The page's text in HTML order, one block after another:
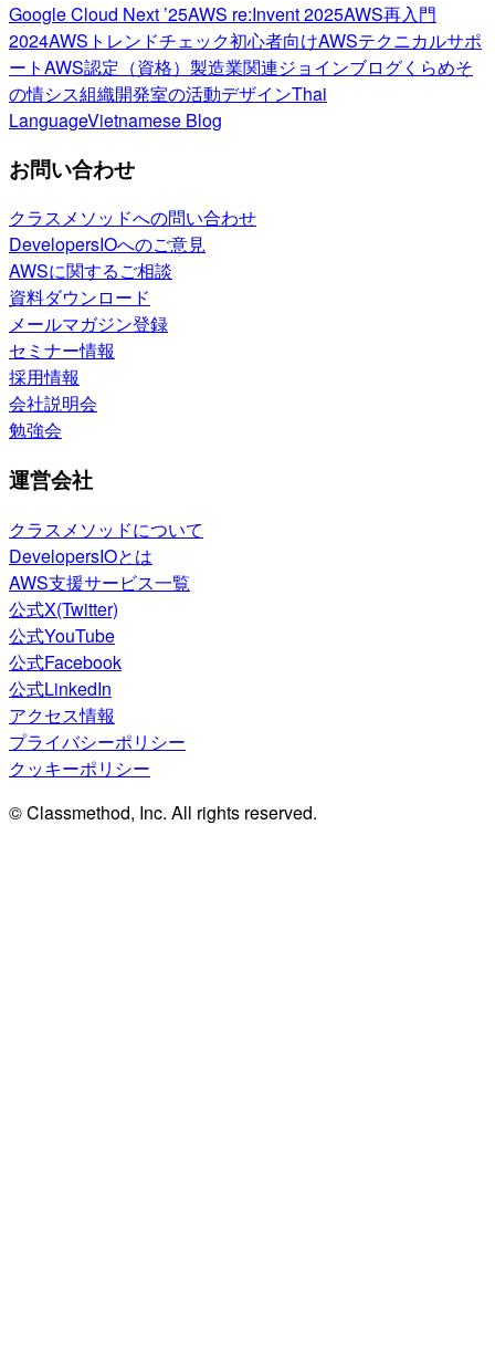
Google Cloud Next ’25AWS re:Invent 2025AWS再入門
2024AWSトレンドチェック初心者向けAWSテクニカルサポ
ートAWS認定（資格） 製造業関連ジョインブログくらめそ
の情シス組織開発室の活動デザインThai
LanguageVietnamese Blog
お問い合わせ
クラスメソッドへの問い合わせ
DevelopersIOへのご意見
AWSに関するご相談
資料ダウンロード
メールマガジン登録
セミナー情報
採用情報
会社説明会
勉強会
運営会社
クラスメソッドについて
DevelopersIOとは
AWS支援サービス一覧
公式X(Twitter)
公式YouTube
公式Facebook
公式LinkedIn
アクセス情報
プライバシーポリシー
クッキーポリシー
© Classmethod, Inc. All rights reserved.